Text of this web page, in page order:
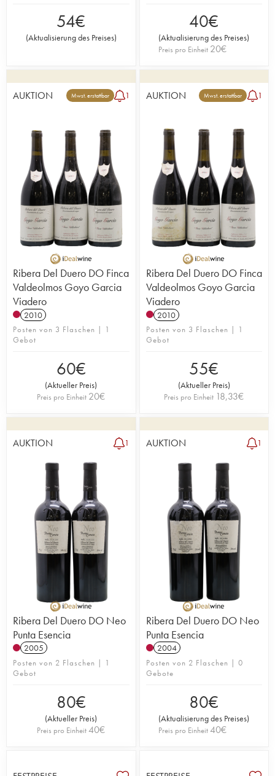
54€
(Aktualisierung des Preises)
40€
(Aktualisierung des Preises)
Preis pro Einheit 20€
AUKTION Mwst. erstattbar 1
Ribera Del Duero DO Finca
Valdeolmos Goyo Garcia
Viadero
2010
Posten von 3 Flaschen | 1
Gebot
60€
(Aktueller Preis)
Preis pro Einheit 20€
AUKTION Mwst. erstattbar 1
Ribera Del Duero DO Finca
Valdeolmos Goyo Garcia
Viadero
2010
Posten von 3 Flaschen | 1
Gebot
55€
(Aktueller Preis)
Preis pro Einheit 18,33€
AUKTION 1
Ribera Del Duero DO Neo
Punta Esencia
2005
Posten von 2 Flaschen | 1
Gebot
80€
(Aktueller Preis)
Preis pro Einheit40€
AUKTION 1
Ribera Del Duero DO Neo
Punta Esencia
2004
Posten von 2 Flaschen | 0
Gebote
80€
(Aktualisierung des Preises)
Preis pro Einheit40€